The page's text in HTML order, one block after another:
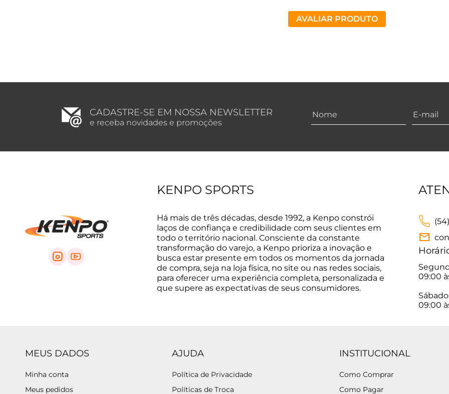
AVALIAR PRODUTO
CADASTRE-SE EM NOSSA NEWSLETTER
e receba novidades e promoções
KENPO SPORTS
Há mais de três décadas, desde 1992, a Kenpo constrói
laços de confiança e credibilidade com seus clientes em
todo o território nacional. Consciente da constante
transformação do varejo, a Kenpo prioriza a inovação e
busca estar presente em todos os momentos da jornada
de compra, seja na loja física, no site ou nas redes sociais,
para oferecer uma experiência completa, personalizada e
que supere as expectativas de seus consumidores.
09:00
09:00
MEUS DADOS
Minha conta
Meus pedidos
AJUDA
Política de Privacidade
Políticas de Troca
INSTITUCIONAL
Como Comprar
Como Pagar